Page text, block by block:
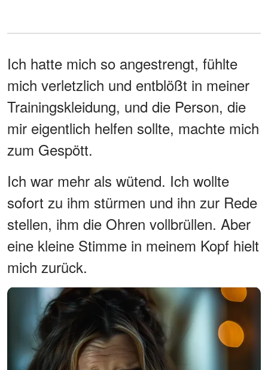
Ich hatte mich so angestrengt, fühlte
mich verletzlich und entblößt in meiner
Trainingskleidung, und die Person, die
mir eigentlich helfen sollte, machte mich
zum Gespött.
Ich war mehr als wütend. Ich wollte
sofort zu ihm stürmen und ihn zur Rede
stellen, ihm die Ohren vollbrüllen. Aber
eine kleine Stimme in meinem Kopf hielt
mich zurück.